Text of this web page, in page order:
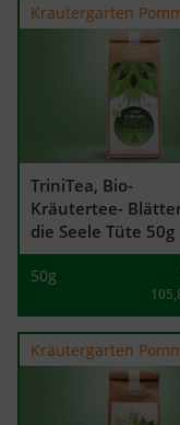
TriniTea, Bio-
Kräutertee-
die Seele Tüte 50g
50g